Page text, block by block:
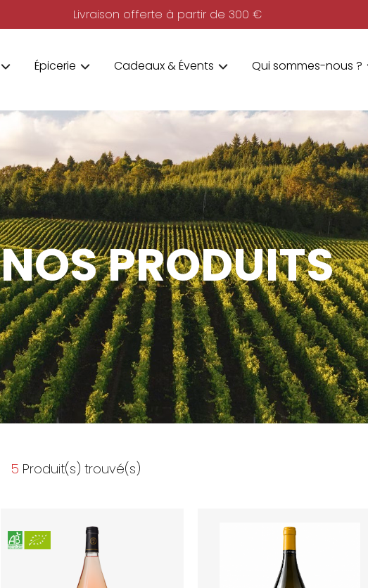
Livraison offerte à partir de 300 €
Épicerie Cadeaux & Évents Qui sommes-nous ?
NOS PRODUITS
5 Produit(s) trouvé(s)